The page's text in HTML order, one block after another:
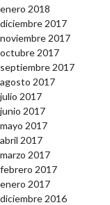
enero 2018
diciembre 2017
noviembre 2017
octubre 2017
septiembre 2017
agosto 2017
julio 2017
junio 2017
mayo 2017
abril 2017
marzo 2017
febrero 2017
enero 2017
diciembre 2016